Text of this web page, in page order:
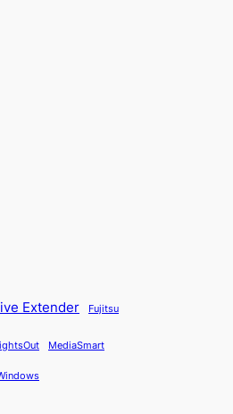
Extender Fujitsu
MediaSmart